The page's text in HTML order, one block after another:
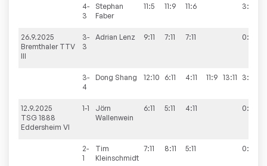
4-
3
Stephan
Faber
11:5 11:9 11:6 3:0
26.9.2025
Bremthaler TTV
III
3-
3
Adrian Lenz 9:11 7:11 7:11 0:3
3-
4
Dong Shang 12:10 6:11 4:11 11:9 13:11 3:2
12.9.2025
TSG 1888
Eddersheim VI
1-1
Jörn
Wallenwein
6:11 5:11 4:11 0:3
2-
1
Tim
Kleinschmidt
7:11 8:11 5:11 0:3